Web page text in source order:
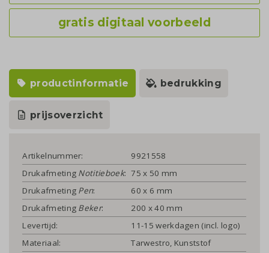
gratis digitaal voorbeeld
productinformatie bedrukking
prijsoverzicht
Artikelnummer:
9921558
Drukafmeting Notitieboek: 75 x 50 mm
Drukafmeting Pen:
60 x 6 mm
Drukafmeting Beker:
200 x 40 mm
Levertijd:
11-15 werkdagen (incl. logo)
Materiaal:
Tarwestro, Kunststof